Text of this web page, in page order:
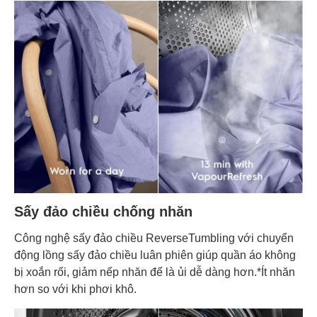
Thông số máy sấy
Hãng Electrolux
Khối
lượng
sấy
9 Kg
Động
cơ
Truyền động gián tiếp (Dây curoa)
Thông Tin Chung
Năm
mắt
Sấy đảo chiều chống nhăn
Công nghệ sấy đảo chiều ReverseTumbling với chuyển
động lồng sấy đảo chiều luân phiên giúp quần áo không
bị xoắn rối, giảm nếp nhăn để là ủi dễ dàng hơn.*Ít nhăn
hơn so với khi phơi khô.